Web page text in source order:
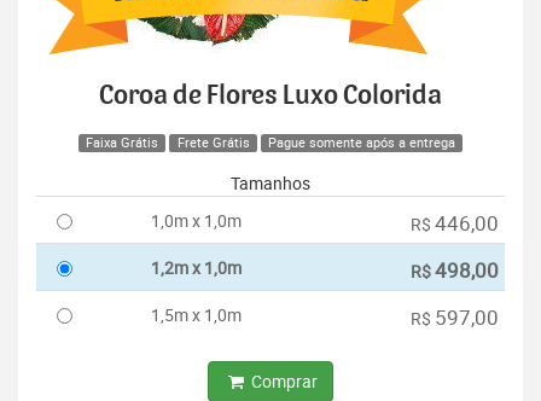
Coroa de Flores Luxo Colorida
Faixa Grátis Frete Grátis Pague somente após a entrega
Tamanhos
1,0m x 1,0m
R$ 446,00
1,2m x 1,0m R$498,00
1,5m x 1,0m R$ 597,00
Comprar